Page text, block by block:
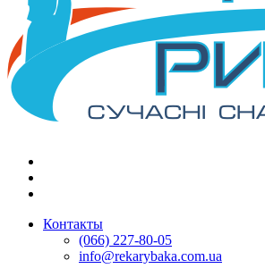
Контакты
(066) 227-80-05
info@rekarybaka.com.ua